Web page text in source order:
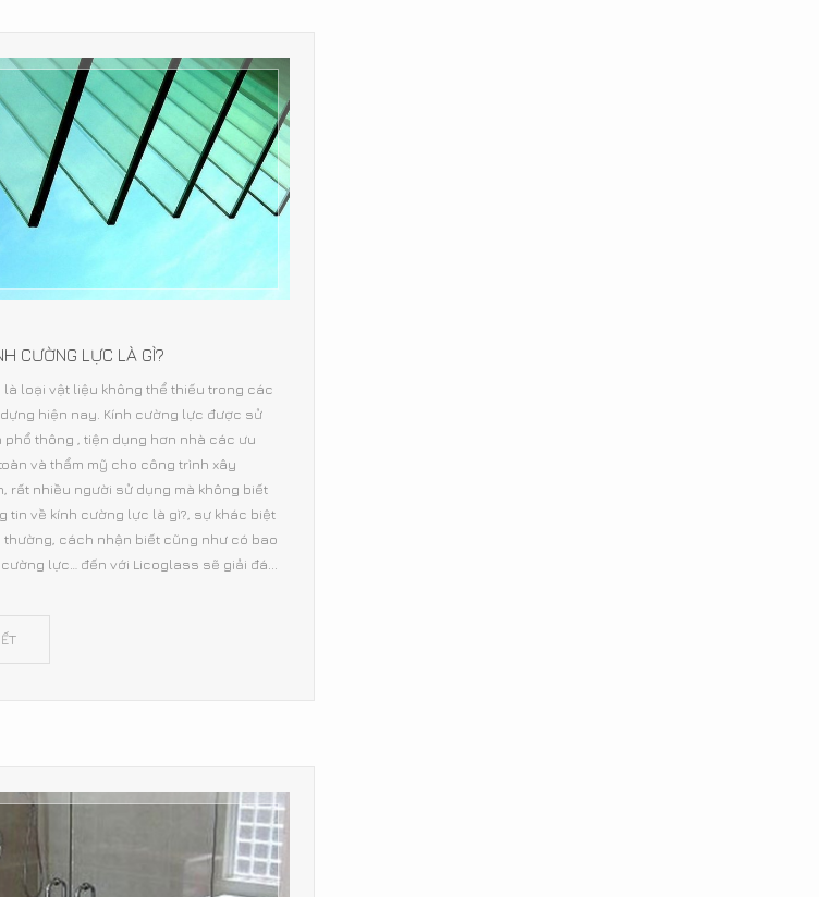
CƯỜNG LỰC LÀ GÌ?
là loại vật liệu không thể thiếu trong các
hiện nay. Kính cường lực được sử
phổ thông , tiện dụng hơn nhà các ưu
và thẩm mỹ cho công trình xây
rất nhiều người sử dụng mà không biết
tin về kính cường lực là gì?, sự khác biệt
thường, cách nhận biết cũng như có bao
lực… đến với Licoglass sẽ giải đá...